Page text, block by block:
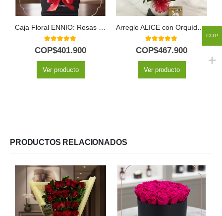
5.00out of 5
COP$401.900
Ver producto
Arreglo ALICE con Orquídea Majestuosa, Rosas Rojas y Peluche ⚜️
5.00out of 5
COP$467.900
Ver producto
PRODUCTOS RELACIONADOS
COP